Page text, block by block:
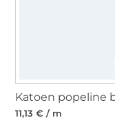
11,13 € / m